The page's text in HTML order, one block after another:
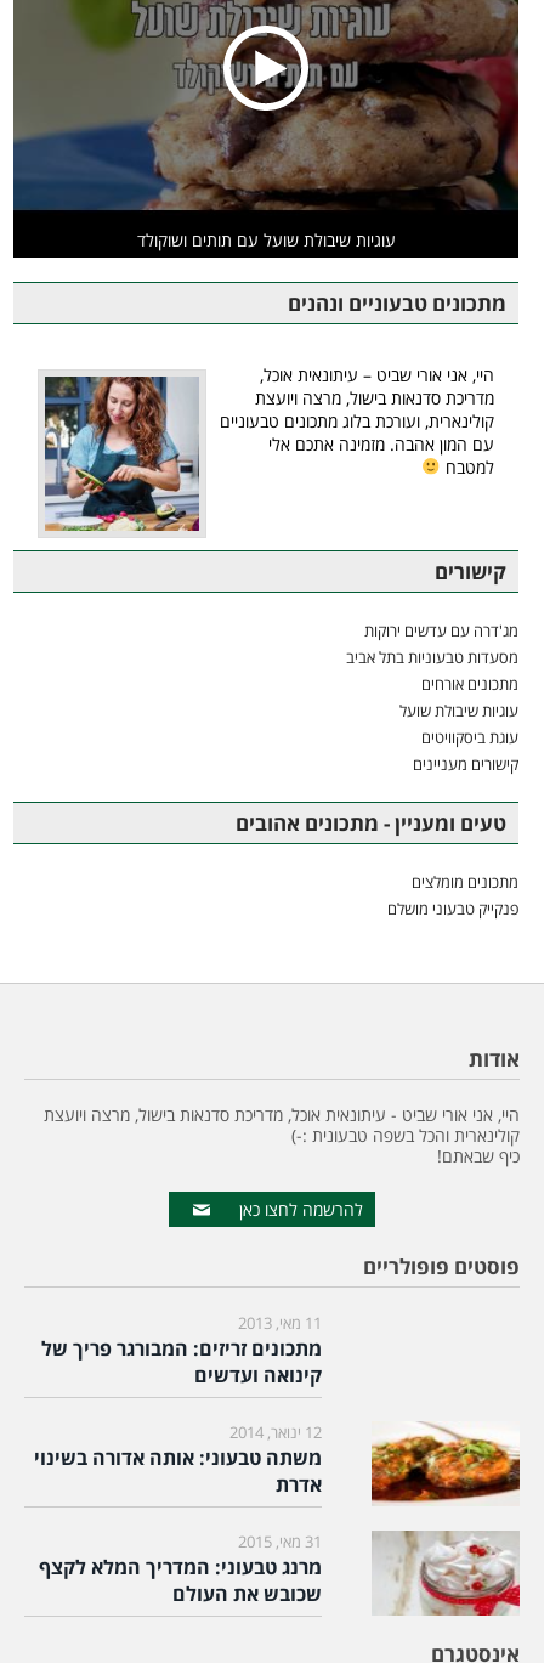
עוגיות שיבולת שועל עם תותים ושוקולד
מתכונים טבעוניים ונהנים
היי, אני אורי שביט – עיתונאית אוכל,
מדריכת סדנאות בישול, מרצה ויועצת
קולינארית, ועורכת בלוג מתכונים טבעוניים
עם המון אהבה. מזמינה אתכם אלי
למטבח
קישורים
מג'דרה עם עדשים ירוקות
מסעדות טבעוניות בתל אביב
מתכונים אורחים
עוגיות שיבולת שועל
עוגת ביסקוויטים
קישורים מעניינים
טעים ומעניין - מתכונים אהובים
מתכונים מומלצים
פנקייק טבעוני מושלם
אודות
היי, אני אורי שביט - עיתונאית אוכל, מדריכת סדנאות בישול, מרצה ויועצת
קולינארית והכל בשפה טבעונית :-)
כיף שבאתם!
להרשמה לחצו כאן
פוסטים פופולריים
11 מאי, 2013
מתכונים זריזים: המבורגר פריך של
קינואה ועדשים
12 ינואר, 2014
משתה טבעוני: אותה אדורה בשינוי
אדרת
31 מאי, 2015
מרנג טבעוני: המדריך המלא לקצף
שכובש את העולם
אינסטגרם